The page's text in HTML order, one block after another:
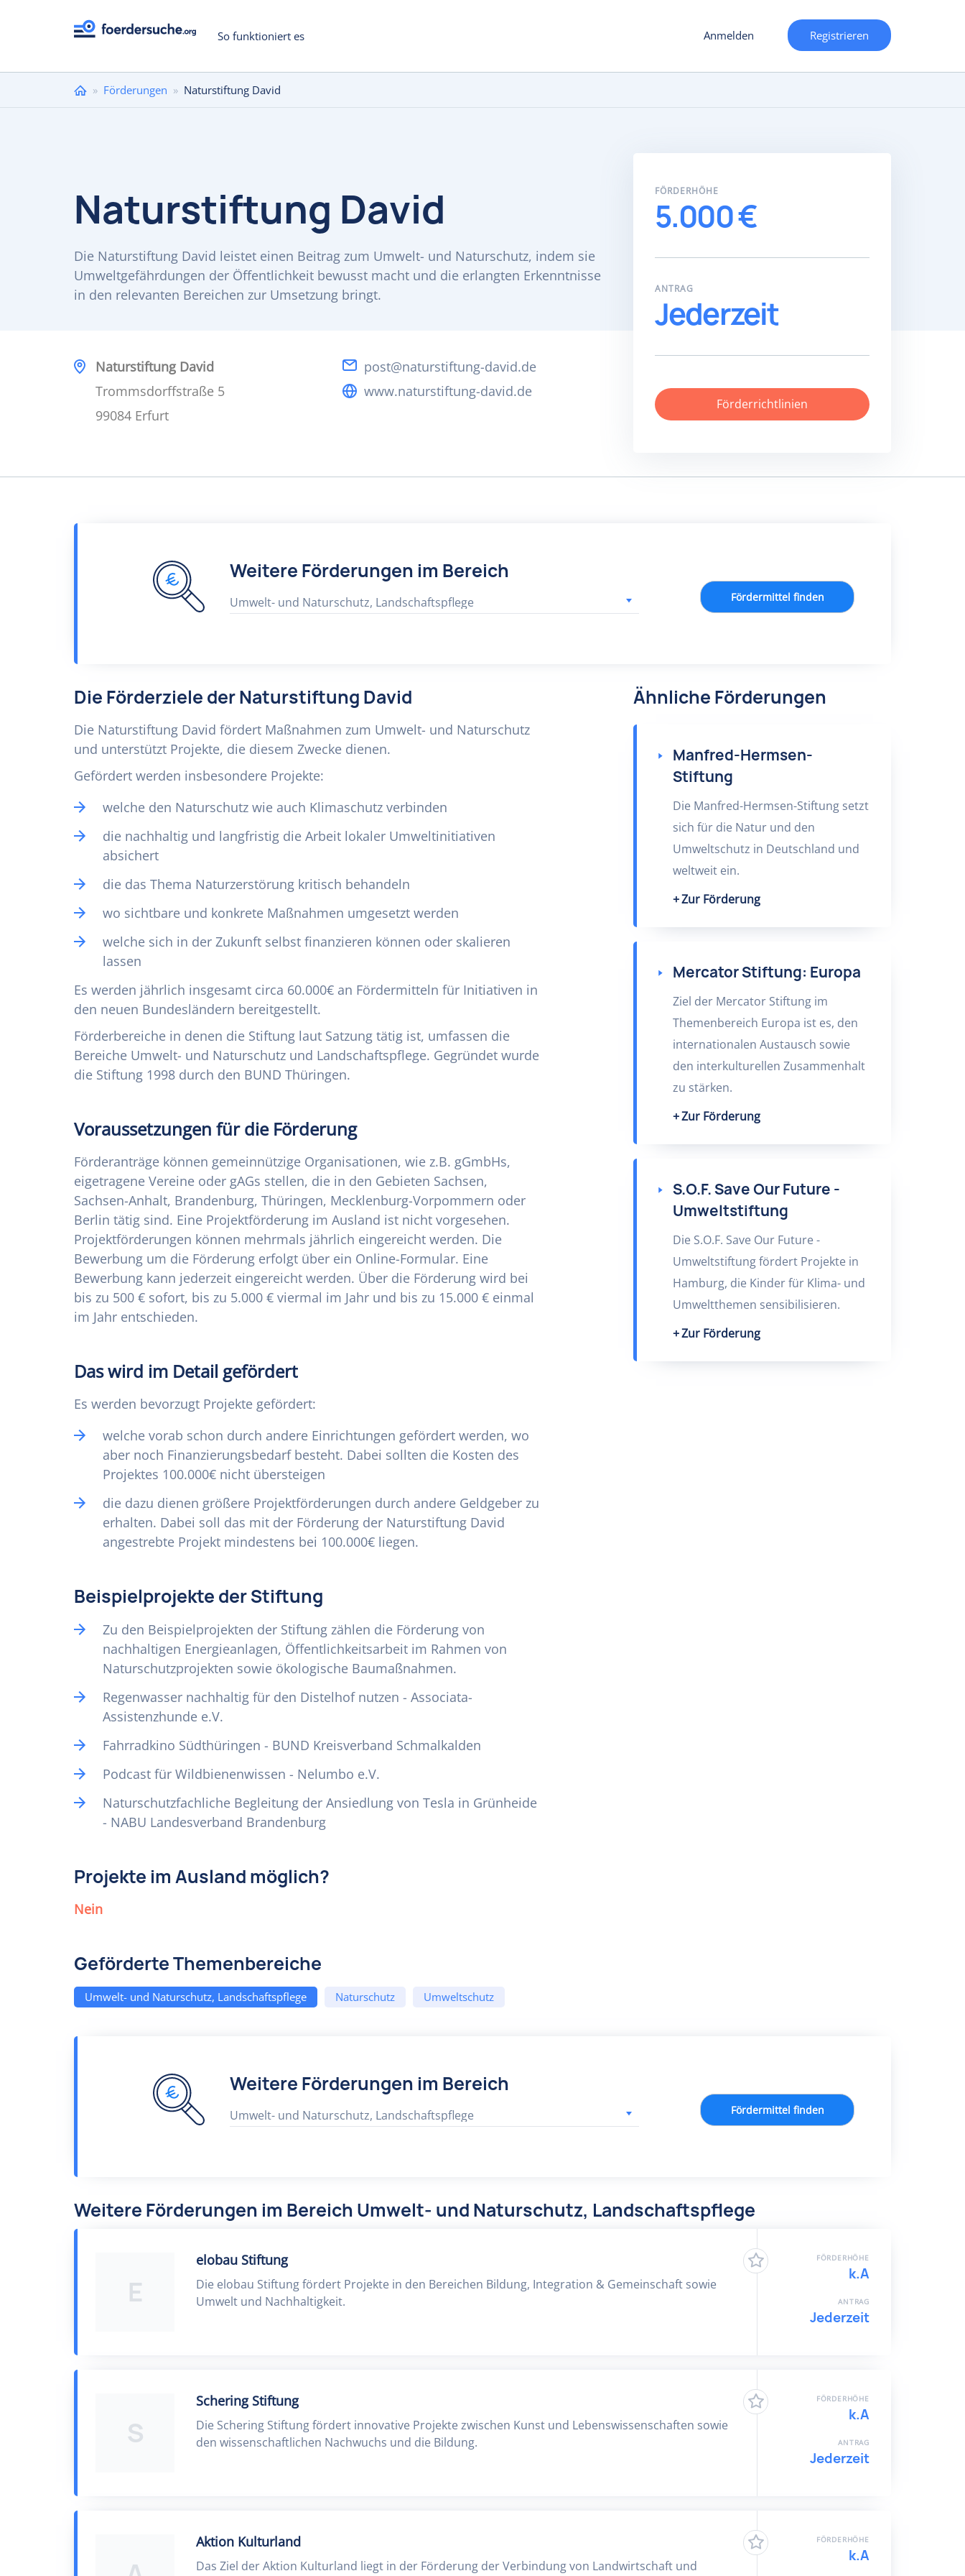
So funktioniert es Anmelden Registrieren
Sie
» Förderungen » Naturstiftung David
Naturstiftung David
Die Naturstiftung David leistet einen Beitrag zum Umwelt- und Naturschutz, indem sie
Umweltgefährdungen der Öffentlichkeit bewusst macht und die erlangten Erkenntnisse
in den relevanten Bereichen zur Umsetzung bringt.
Naturstiftung David
Trommsdorffstraße 5
99084 Erfurt
post@naturstiftung-david.de
www.naturstiftung-david.de
FÖRDERHÖHE
5.000 €
ANTRAG
Jederzeit
Förderrichtlinien
Weitere Förderungen im Bereich
Umwelt- und Naturschutz, Landschaftspflege Fördermittel finden
Die Förderziele der Naturstiftung David
Die Naturstiftung David fördert Maßnahmen zum Umwelt- und Naturschutz
und unterstützt Projekte, die diesem Zwecke dienen.
Gefördert werden insbesondere Projekte:
welche den Naturschutz wie auch Klimaschutz verbinden
die nachhaltig und langfristig die Arbeit lokaler Umweltinitiativen
absichert
die das Thema Naturzerstörung kritisch behandeln
wo sichtbare und konkrete Maßnahmen umgesetzt werden
welche sich in der Zukunft selbst finanzieren können oder skalieren
lassen
Es werden jährlich insgesamt circa 60.000€ an Fördermitteln für Initiativen in
den neuen Bundesländern bereitgestellt.
Förderbereiche in denen die Stiftung laut Satzung tätig ist, umfassen die
Bereiche Umwelt- und Naturschutz und Landschaftspflege. Gegründet wurde
die Stiftung 1998 durch den BUND Thüringen.
Voraussetzungen für die Förderung
Förderanträge können gemeinnützige Organisationen, wie z.B. gGmbHs,
eigetragene Vereine oder gAGs stellen, die in den Gebieten Sachsen,
Sachsen-Anhalt, Brandenburg, Thüringen, Mecklenburg-Vorpommern oder
Berlin tätig sind. Eine Projektförderung im Ausland ist nicht vorgesehen.
Projektförderungen können mehrmals jährlich eingereicht werden. Die
Bewerbung um die Förderung erfolgt über ein Online-Formular. Eine
Bewerbung kann jederzeit eingereicht werden. Über die Förderung wird bei
bis zu 500 € sofort, bis zu 5.000 € viermal im Jahr und bis zu 15.000 € einmal
im Jahr entschieden.
Das wird im Detail gefördert
Es werden bevorzugt Projekte gefördert:
welche vorab schon durch andere Einrichtungen gefördert werden, wo
aber noch Finanzierungsbedarf besteht. Dabei sollten die Kosten des
Projektes 100.000€ nicht übersteigen
die dazu dienen größere Projektförderungen durch andere Geldgeber zu
erhalten. Dabei soll das mit der Förderung der Naturstiftung David
angestrebte Projekt mindestens bei 100.000€ liegen.
Beispielprojekte der Stiftung
Zu den Beispielprojekten der Stiftung zählen die Förderung von
nachhaltigen Energieanlagen, Öffentlichkeitsarbeit im Rahmen von
Naturschutzprojekten sowie ökologische Baumaßnahmen.
Regenwasser nachhaltig für den Distelhof nutzen - Associata-
Assistenzhunde e.V.
Fahrradkino Südthüringen - BUND Kreisverband Schmalkalden
Podcast für Wildbienenwissen - Nelumbo e.V.
Naturschutzfachliche Begleitung der Ansiedlung von Tesla in Grünheide
- NABU Landesverband Brandenburg
Projekte im Ausland möglich?
Nein
Geförderte Themenbereiche
Umwelt- und Naturschutz, Landschaftspflege Naturschutz Umweltschutz
Ähnliche Förderungen
Manfred-Hermsen-
Stiftung
Die Manfred-Hermsen-Stiftung setzt
sich für die Natur und den
Umweltschutz in Deutschland und
weltweit ein.
Zur Förderung
Mercator Stiftung: Europa
Ziel der Mercator Stiftung im
Themenbereich Europa ist es, den
internationalen Austausch sowie
den interkulturellen Zusammenhalt
zu stärken.
Zur Förderung
S.O.F. Save Our Future -
Umweltstiftung
Die S.O.F. Save Our Future -
Umweltstiftung fördert Projekte in
Hamburg, die Kinder für Klima- und
Umweltthemen sensibilisieren.
Zur Förderung
Weitere Förderungen im Bereich
Umwelt- und Naturschutz, Landschaftspflege Fördermittel finden
Weitere Förderungen im Bereich Umwelt- und Naturschutz, Landschaftspflege
E
elobau Stiftung
Die elobau Stiftung fördert Projekte in den Bereichen Bildung, Integration & Gemeinschaft sowie
Umwelt und Nachhaltigkeit.
FÖRDERHÖHE
k.A
ANTRAG
Jederzeit
S
Schering Stiftung
Die Schering Stiftung fördert innovative Projekte zwischen Kunst und Lebenswissenschaften sowie
den wissenschaftlichen Nachwuchs und die Bildung.
FÖRDERHÖHE
k.A
ANTRAG
Jederzeit
Aktion Kulturland
Das Ziel der Aktion Kulturland liegt in der Förderung der Verbindung von Landwirtschaft und
FÖRDERHÖHE
k.A